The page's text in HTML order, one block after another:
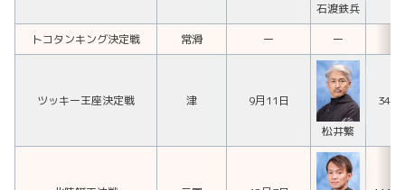
石渡鉄兵
トコタンキング決定戦 常滑 ー ー
ツッキー王座決定戦 津 9月11日
松井繁